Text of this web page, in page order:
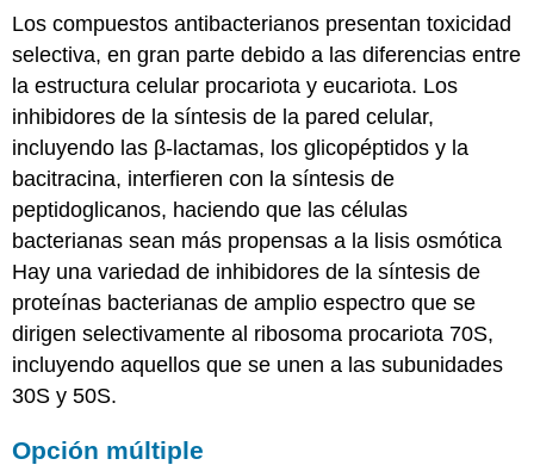
Los compuestos antibacterianos presentan toxicidad
selectiva, en gran parte debido a las diferencias entre
la estructura celular procariota y eucariota. Los
inhibidores de la síntesis de la pared celular,
incluyendo las β-lactamas, los glicopéptidos y la
bacitracina, interfieren con la síntesis de
peptidoglicanos, haciendo que las células
bacterianas sean más propensas a la lisis osmótica
Hay una variedad de inhibidores de la síntesis de
proteínas bacterianas de amplio espectro que se
dirigen selectivamente al ribosoma procariota 70S,
incluyendo aquellos que se unen a las subunidades
30S y 50S.
Opción múltiple